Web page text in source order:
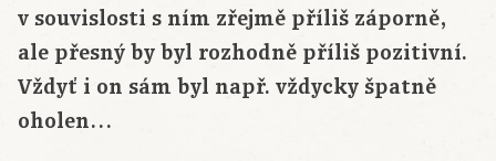
v souvislosti s ním zřejmě příliš záporně,
ale přesný by byl rozhodně příliš pozitivní.
Vždyť i on sám byl např. vždycky špatně
oholen…